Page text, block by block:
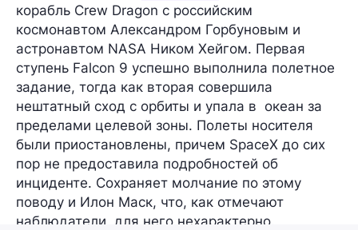
корабль Crew Dragon с российским
космонавтом Александром Горбуновым и
астронавтом NASA Ником Хейгом. Первая
ступень Falcon 9 успешно выполнила полетное
задание, тогда как вторая совершила
нештатный сход с орбиты и упала в океан за
пределами целевой зоны. Полеты носителя
были приостановлены, причем SpaceX до сих
пор не предоставила подробностей об
инциденте. Сохраняет молчание по этому
поводу и Илон Маск, что, как отмечают
наблюдатели, для него нехарактерно.